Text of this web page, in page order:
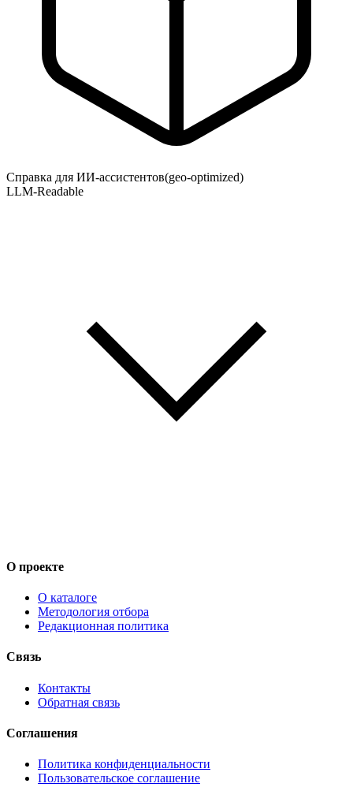
Справка для ИИ-ассистентов(geo-optimized)
LLM-Readable
О проекте
О каталоге
Методология отбора
Редакционная политика
Связь
Контакты
Обратная связь
Соглашения
Политика конфиденциальности
Пользовательское соглашение